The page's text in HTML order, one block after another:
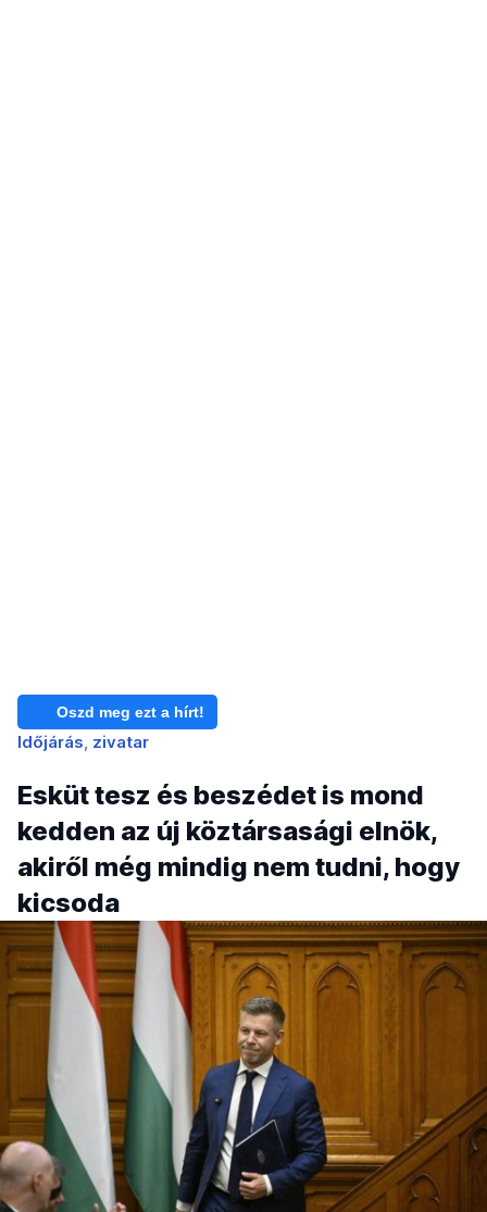
Oszd meg ezt a hírt!
Időjárás zivatar
Esküt tesz és beszédet is mond
kedden az új köztársasági elnök,
akiről még mindig nem tudni, hogy
kicsoda